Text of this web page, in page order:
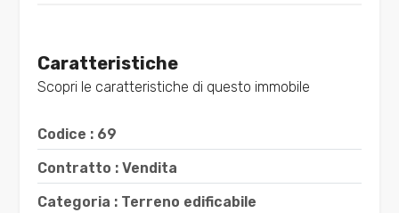
Caratteristiche
Scopri le caratteristiche di questo immobile
Codice : 69
Contratto : Vendita
Categoria : Terreno edificabile
Bagni
minimi
Qualsiasi
1